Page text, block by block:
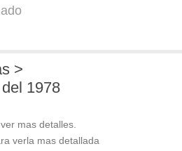
>
1978
mas detalles.
verla mas detallada